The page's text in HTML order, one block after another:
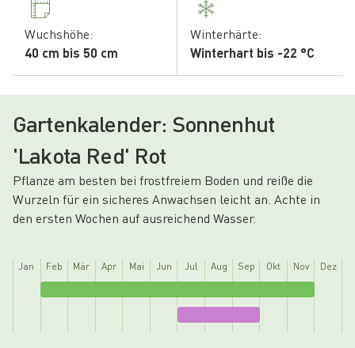
Wuchshöhe:
40 cm bis 50 cm
Winterhärte:
Winterhart bis -22 °C
Gartenkalender: Sonnenhut
'Lakota Red' Rot
Pflanze am besten bei frostfreiem Boden und reiße die
Wurzeln für ein sicheres Anwachsen leicht an. Achte in
den ersten Wochen auf ausreichend Wasser.
Jan Feb Mär Apr Mai Jun Jul Aug Sep Okt Nov Dez